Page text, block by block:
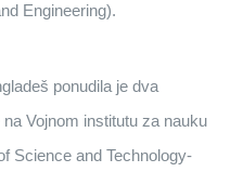
Engineering).
ponudila je dva
Vojnom institutu za nauku
Science and Technology-